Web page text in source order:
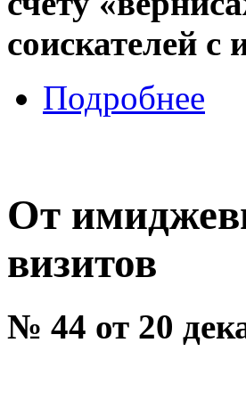
соискателей
Подробнее
От
визитов
№ 44 от 20